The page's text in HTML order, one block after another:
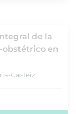
de la
obstétrico en
Gasteiz